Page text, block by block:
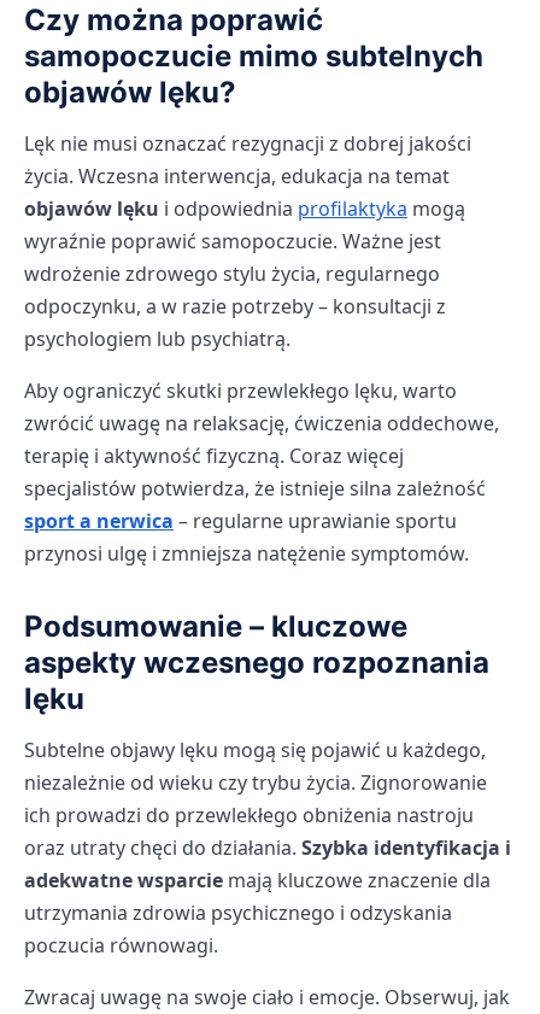
Czy można poprawić
samopoczucie mimo subtelnych
objawów lęku?
Lęk nie musi oznaczać rezygnacji z dobrej jakości
życia. Wczesna interwencja, edukacja na temat
objawów lęku i odpowiednia profilaktyka mogą
wyraźnie poprawić samopoczucie. Ważne jest
wdrożenie zdrowego stylu życia, regularnego
odpoczynku, a w razie potrzeby – konsultacji z
psychologiem lub psychiatrą.
Aby ograniczyć skutki przewlekłego lęku, warto
zwrócić uwagę na relaksację, ćwiczenia oddechowe,
terapię i aktywność fizyczną. Coraz więcej
specjalistów potwierdza, że istnieje silna zależność
sport a nerwica – regularne uprawianie sportu
przynosi ulgę i zmniejsza natężenie symptomów.
Podsumowanie – kluczowe
aspekty wczesnego rozpoznania
lęku
Subtelne objawy lęku mogą się pojawić u każdego,
niezależnie od wieku czy trybu życia. Zignorowanie
ich prowadzi do przewlekłego obniżenia nastroju
oraz utraty chęci do działania. Szybka identyfikacja i
adekwatne wsparcie mają kluczowe znaczenie dla
utrzymania zdrowia psychicznego i odzyskania
poczucia równowagi.
Zwracaj uwagę na swoje ciało i emocje. Obserwuj, jak